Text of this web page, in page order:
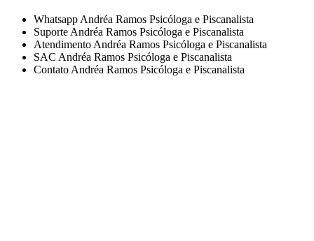
Whatsapp Andréa Ramos Psicóloga e Piscanalista
Suporte Andréa Ramos Psicóloga e Piscanalista
Atendimento Andréa Ramos Psicóloga e Piscanalista
SAC Andréa Ramos Psicóloga e Piscanalista
Contato Andréa Ramos Psicóloga e Piscanalista